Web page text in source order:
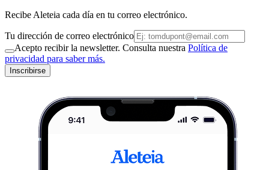
Recibe Aleteia cada día en tu correo electrónico.
Tu dirección de correo electrónico
Acepto recibir la newsletter. Consulta nuestra Política de
privacidad para saber más.
Inscribirse